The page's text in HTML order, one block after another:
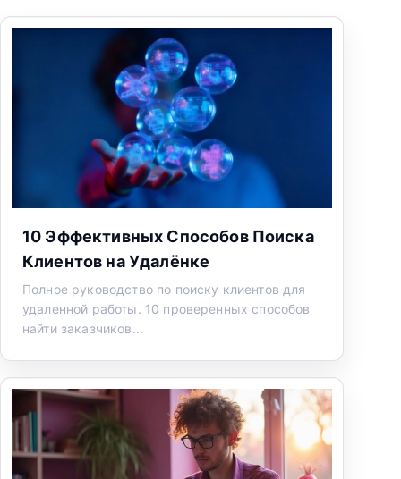
10 Эффективных Способов Поиска
Клиентов на Удалёнке
Полное руководство по поиску клиентов для
удаленной работы. 10 проверенных способов
найти заказчиков...